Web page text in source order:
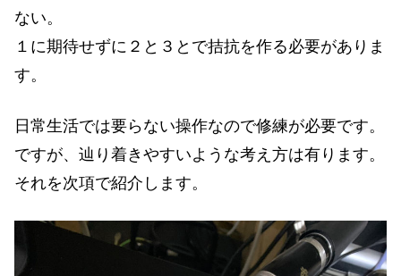
ない。
１に期待せずに２と３とで拮抗を作る必要がありま
す。
日常生活では要らない操作なので修練が必要です。
ですが、辿り着きやすいような考え方は有ります。
それを次項で紹介します。